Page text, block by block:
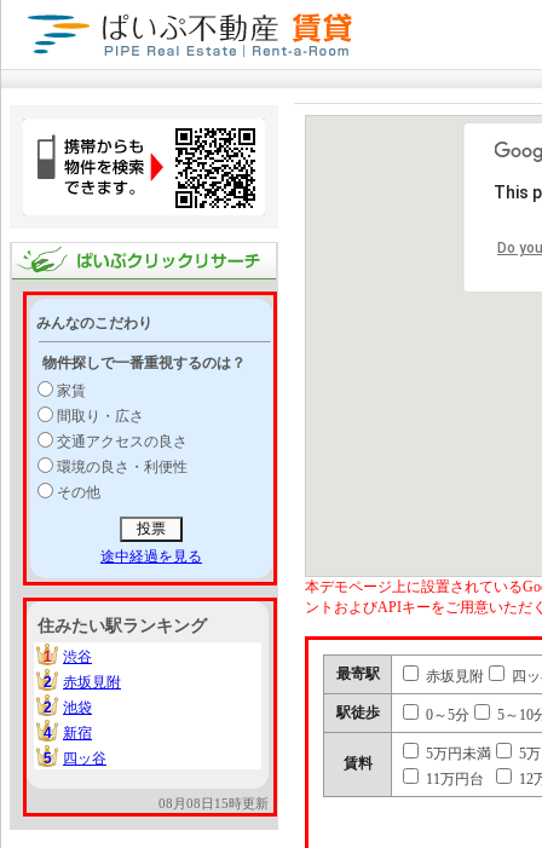
みんなのこだわり
物件探しで一番重視するのは？
家賃
間取り・広さ
交通アクセスの良さ
環境の良さ・利便性
その他
途中経過を見る
住みたい駅ランキング
1
1
渋谷
2
2
赤坂見附
2
2
池袋
4
4
新宿
5
5 四ッ谷
08月08日15時更新
This
Do
本デモページ上に設置されている
ントおよびAPIキーをご用意いただ
最寄駅 赤坂見附 四
駅徒歩 0～5分 5～10
賃料
5万円未満
5
11万円台
12